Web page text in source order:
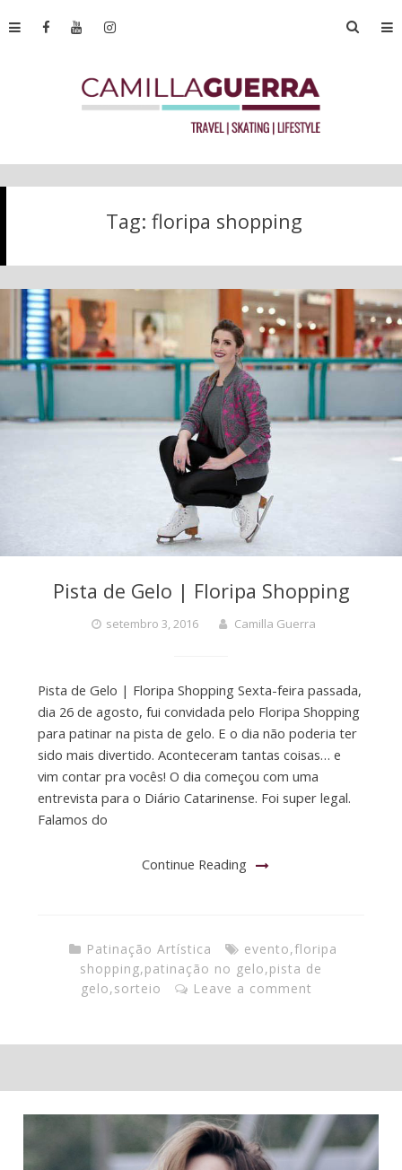
Tag: floripa shopping
Pista de Gelo | Floripa Shopping
setembro 3, 2016 Camilla Guerra
Pista de Gelo | Floripa Shopping Sexta-feira passada,
dia 26 de agosto, fui convidada pelo Floripa Shopping
para patinar na pista de gelo. E o dia não poderia ter
sido mais divertido. Aconteceram tantas coisas… e
vim contar pra vocês! O dia começou com uma
entrevista para o Diário Catarinense. Foi super legal.
Falamos do
Continue Reading
Patinação Artística evento,floripa
shopping,patinação no gelo,pista de
gelo,sorteio Leave a comment